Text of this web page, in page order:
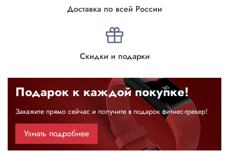
Доставка по всей России
Скидки и подарки
Подарок к каждой покупке!
Закажите прямо сейчас и получите в подарок фитнес-трекер!
Узнать подробнее